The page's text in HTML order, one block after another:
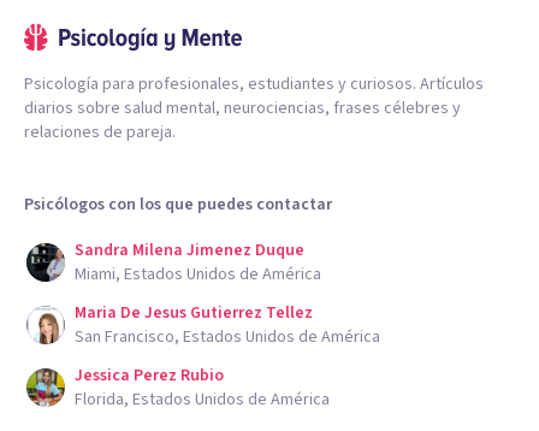
Psicología para profesionales, estudiantes y curiosos. Artículos
diarios sobre salud mental, neurociencias, frases célebres y
relaciones de pareja.
Psicólogos con los que puedes contactar
Sandra Milena Jimenez Duque
Miami, Estados Unidos de América
Maria De Jesus Gutierrez Tellez
San Francisco, Estados Unidos de América
Jessica Perez Rubio
Florida, Estados Unidos de América